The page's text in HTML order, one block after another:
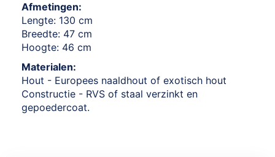
Afmetingen:
Lengte: 130 cm
Breedte: 47 cm
Hoogte: 46 cm
Materialen:
Hout - Europees naaldhout of exotisch hout
Constructie - RVS of staal verzinkt en
gepoedercoat.